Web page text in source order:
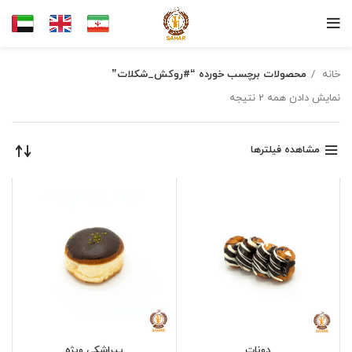
خانه
محصولات برچسب خورده “#روکش_شکلات”
نمایش دادن همه 2 نتیجه
مشاهده فیلترها